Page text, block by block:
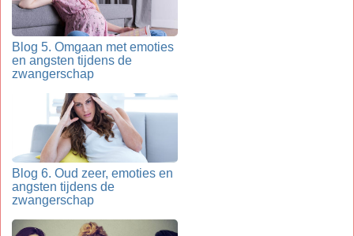
Blog 5. Omgaan met emoties
en angsten tijdens de
zwangerschap
Blog 6. Oud zeer, emoties en
angsten tijdens de
zwangerschap